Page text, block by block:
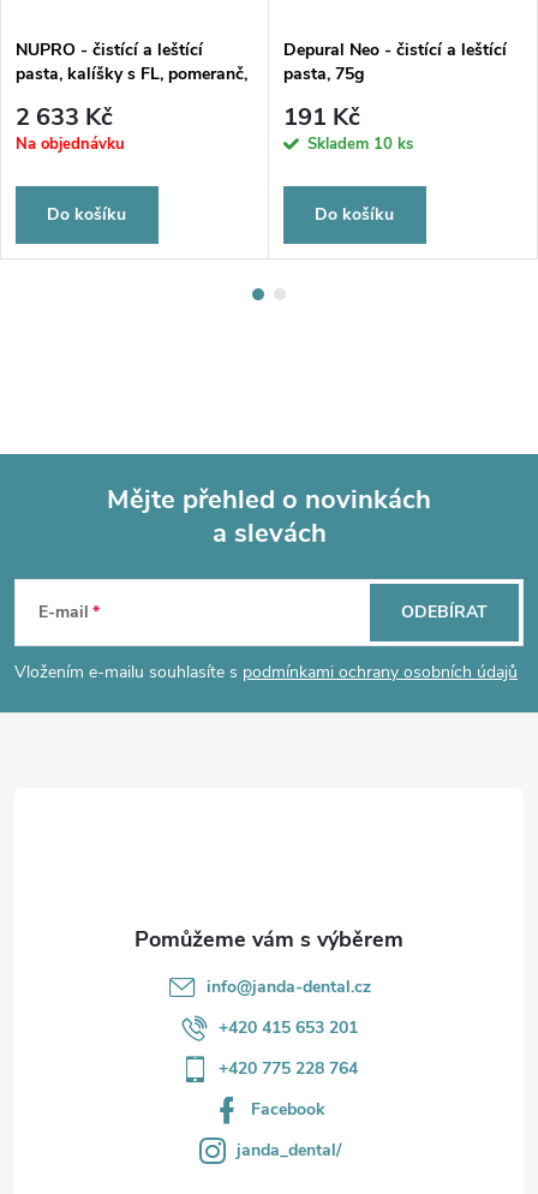
NUPRO - čistící a leštící
pasta, kalíšky s FL, pomeranč,
2 633 Kč
Na objednávku
Do košíku
Depural Neo - čistící a leštící
pasta, 75g
191 Kč
Skladem 10 ks
Do košíku
p
Mějte přehled o novinkách
a slevách
E-mail
Vložením e-mailu souhlasíte s podmínkami ochrany osobních údajů
ODEBÍRAT
info@janda-dental.cz
+420 415 653 201
+420 775 228 764
Facebook
janda_dental/